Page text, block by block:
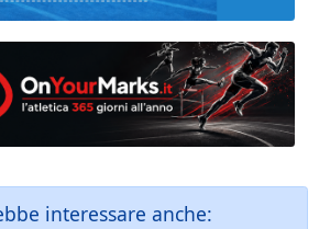
interessare anche: